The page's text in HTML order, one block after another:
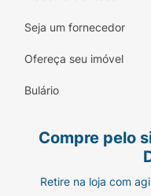
Seja um fornecedor
Ofereça seu imóvel
Bulário
Compre pelo
Retire na loja com